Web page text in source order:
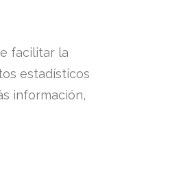
facilitar la
estadísticos
información,